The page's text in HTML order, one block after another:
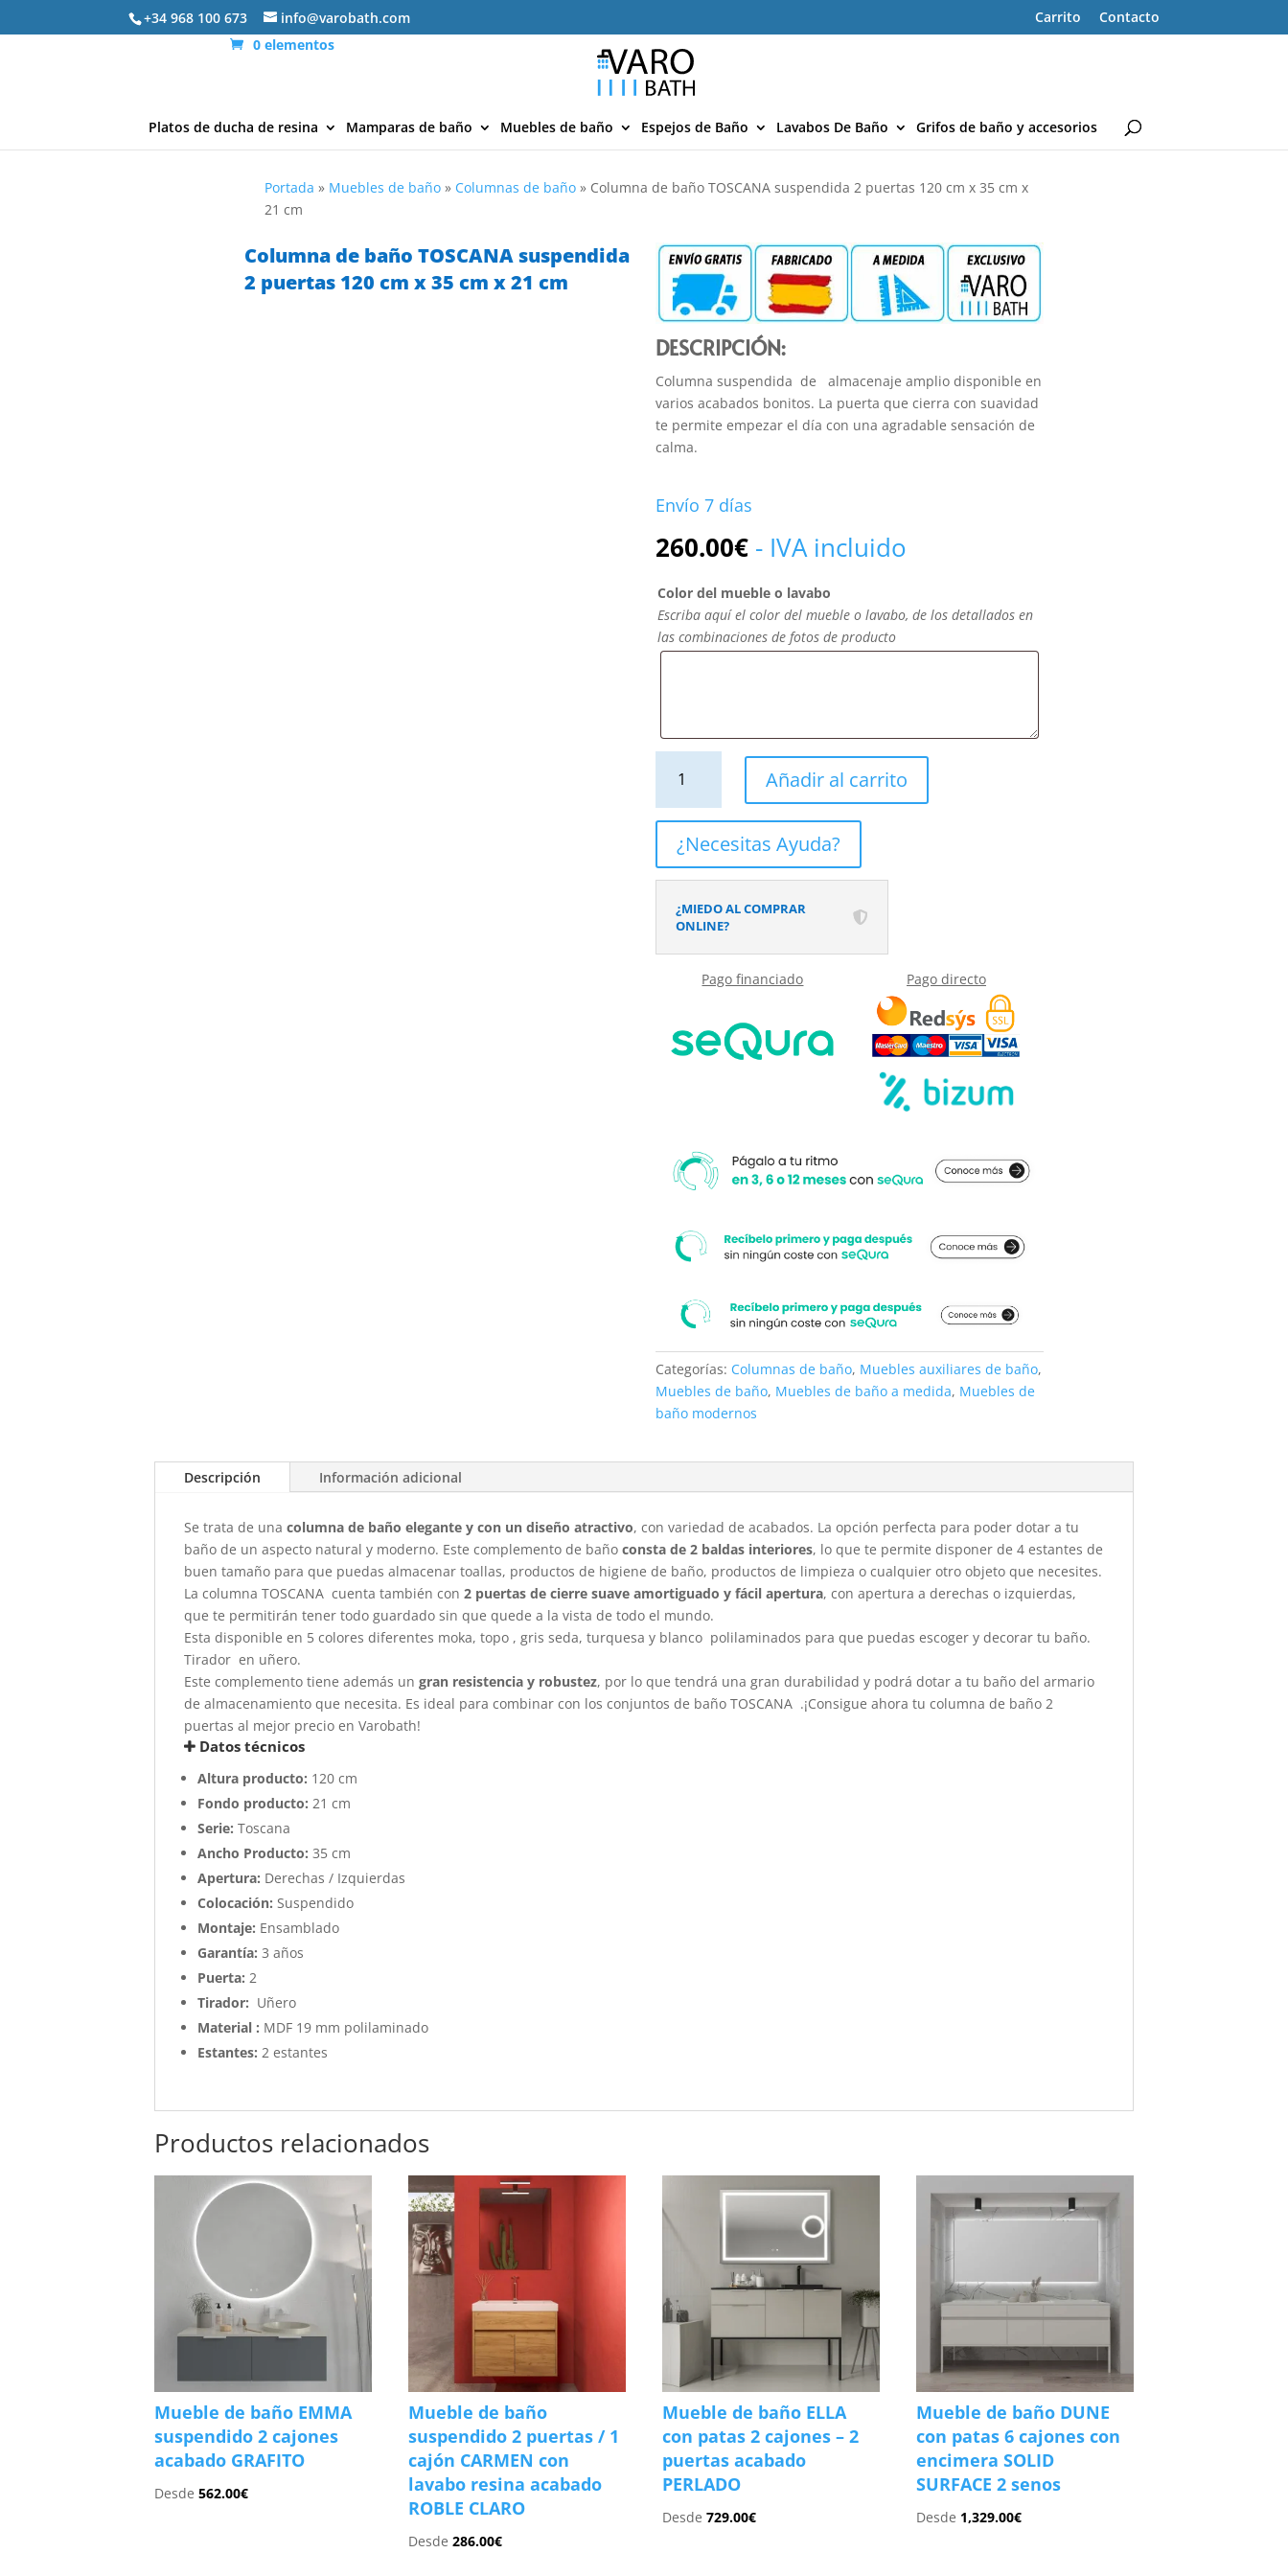
+34 968 100 673 info@varobath.com Carrito
Contacto
0 elementos
Platos de ducha de resina Mamparas de baño Muebles de baño Espejos de Baño Lavabos De Baño Grifos de baño y accesorios
Portada » Muebles de baño » Columnas de baño » Columna de baño TOSCANA suspendida 2 puertas 120 cm x 35 cm x
21 cm
Columna de baño TOSCANA suspendida
2 puertas 120 cm x 35 cm x 21 cm
DESCRIPCIÓN:
Columna suspendida de almacenaje amplio disponible en
varios acabados bonitos. La puerta que cierra con suavidad
te permite empezar el día con una agradable sensación de
calma.
Envío 7 días
260.00€ - IVA incluido
Color del mueble o lavabo
Escriba aquí el color del mueble o lavabo, de los detallados en
las combinaciones de fotos de producto
baño
TOSCANA
suspendida
2
120
x
Añadir al carrito
¿Necesitas Ayuda?
¿MIEDO AL COMPRAR
ONLINE?
Pago financiado Pago directo
Categorías: Columnas de baño, Muebles auxiliares de baño,
Muebles de baño, Muebles de baño a medida, Muebles de
baño modernos
Descripción Información adicional
Se trata de unacolumna de baño elegante y con un diseño atractivo, con variedad de acabados. La opción perfecta para poder dotar a tu
baño de un aspecto natural y moderno. Este complemento de bañoconsta de 2 baldas interiores, lo que te permite disponer de 4 estantes de
buen tamaño para que puedas almacenar toallas, productos de higiene de baño, productos de limpieza o cualquier otro objeto que necesites.
La columna TOSCANA cuenta también con2 puertas de cierre suave amortiguado y fácil apertura, con apertura a derechas o izquierdas,
que te permitirán tener todo guardado sin que quede a la vista de todo el mundo.
Esta disponible en 5 colores diferentes moka, topo , gris seda, turquesa y blanco polilaminados para que puedas escoger y decorar tu baño.
Tirador en uñero.
Este complemento tiene además ungran resistencia y robustez, por lo que tendrá una gran durabilidad y podrá dotar a tu baño del armario
de almacenamiento que necesita. Es ideal para combinar con los conjuntos de baño TOSCANA .¡Consigue ahora tu columna de baño 2
puertas al mejor precio en Varobath!
Datos técnicos
Altura producto: 120 cm
Fondo producto: 21 cm
Serie:Toscana
Ancho Producto: 35 cm
Apertura: Derechas / Izquierdas
Colocación: Suspendido
Montaje: Ensamblado
Garantía: 3 años
Puerta: 2
Tirador: Uñero
Material : MDF 19 mm polilaminado
Estantes: 2 estantes
Productos relacionados
Mueble de baño EMMA
suspendido 2 cajones
acabado GRAFITO
Desde562.00€
Mueble de baño
suspendido 2 puertas / 1
cajón CARMEN con
lavabo resina acabado
ROBLE CLARO
Desde286.00€
Mueble de baño ELLA
con patas 2 cajones – 2
puertas acabado
PERLADO
Desde729.00€
Mueble de baño DUNE
con patas 6 cajones con
encimera SOLID
SURFACE 2 senos
Desde 1,329.00€